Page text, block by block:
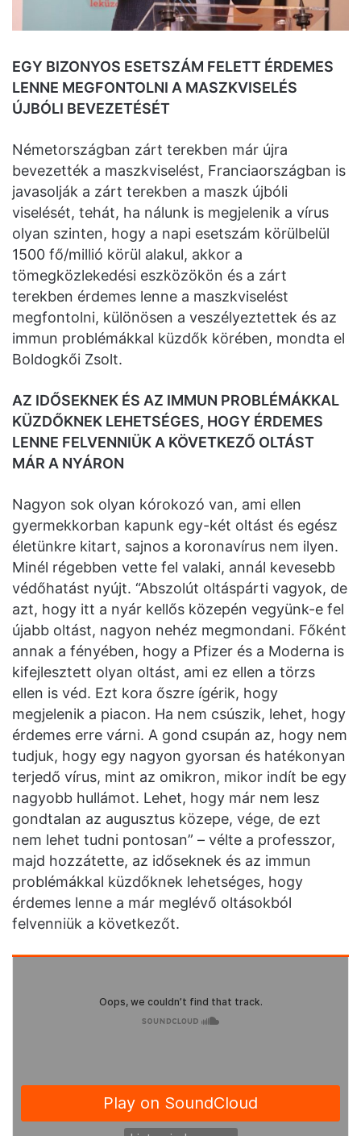
EGY BIZONYOS ESETSZÁM FELETT ÉRDEMES
LENNE MEGFONTOLNI A MASZKVISELÉS
ÚJBÓLI BEVEZETÉSÉT
Németországban zárt terekben már újra
bevezették a maszkviselést, Franciaországban is
javasolják a zárt terekben a maszk újbóli
viselését, tehát, ha nálunk is megjelenik a vírus
olyan szinten, hogy a napi esetszám körülbelül
1500 fő/millió körül alakul, akkor a
tömegközlekedési eszközökön és a zárt
terekben érdemes lenne a maszkviselést
megfontolni, különösen a veszélyeztettek és az
immun problémákkal küzdők körében, mondta el
Boldogkői Zsolt.
AZ IDŐSEKNEK ÉS AZ IMMUN PROBLÉMÁKKAL
KÜZDŐKNEK LEHETSÉGES, HOGY ÉRDEMES
LENNE FELVENNIÜK A KÖVETKEZŐ OLTÁST
MÁR A NYÁRON
Nagyon sok olyan kórokozó van, ami ellen
gyermekkorban kapunk egy-két oltást és egész
életünkre kitart, sajnos a koronavírus nem ilyen.
Minél régebben vette fel valaki, annál kevesebb
védőhatást nyújt. “Abszolút oltáspárti vagyok, de
azt, hogy itt a nyár kellős közepén vegyünk-e fel
újabb oltást, nagyon nehéz megmondani. Főként
annak a fényében, hogy a Pfizer és a Moderna is
kifejlesztett olyan oltást, ami ez ellen a törzs
ellen is véd. Ezt kora őszre ígérik, hogy
megjelenik a piacon. Ha nem csúszik, lehet, hogy
érdemes erre várni. A gond csupán az, hogy nem
tudjuk, hogy egy nagyon gyorsan és hatékonyan
terjedő vírus, mint az omikron, mikor indít be egy
nagyobb hullámot. Lehet, hogy már nem lesz
gondtalan az augusztus közepe, vége, de ezt
nem lehet tudni pontosan” – vélte a professzor,
majd hozzátette, az időseknek és az immun
problémákkal küzdőknek lehetséges, hogy
érdemes lenne a már meglévő oltásokból
felvenniük a következőt.